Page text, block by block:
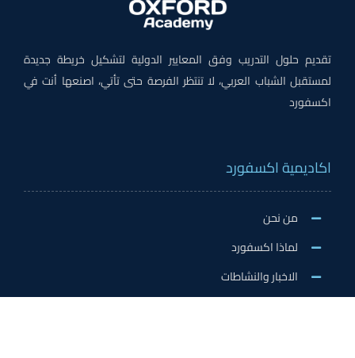
تقديم حلول التدريب وفق المعايير الدولية لتشكيل خريطة جديدة
لمستقبل الشباب العربي، لا تنتظر الفرصة حتى تأتي، اصنعها أنت في
اكسفورد
اكاديمية اكسفورد
من نحن
لماذا اكسفورد
الاخبار والنشاطات